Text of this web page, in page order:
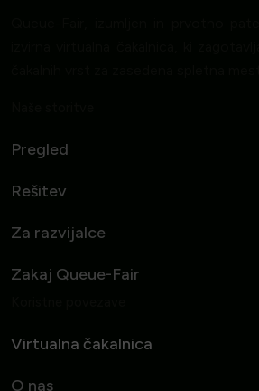
Pregled
Rešitev
Za razvijalce
Zakaj Queue-Fair
Virtualna čakalnica
O nas